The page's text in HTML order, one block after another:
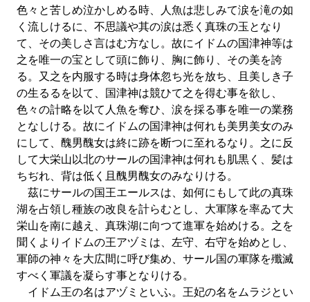
色々と苦しめ泣かしめる時、人魚は悲しみて涙を滝の如
く流しけるに、不思議や其の涙は悉く真珠の玉となり
て、その美しさ言はむ方なし。故にイドムの国津神等は
之を唯一の宝として頭に飾り、胸に飾り、その美を誇
る。又之を内服する時は身体忽ち光を放ち、且美しき子
の生るるを以て、国津神は競ひて之を得む事を欲し、
色々の計略を以て人魚を奪ひ、涙を採る事を唯一の業務
となしける。故にイドムの国津神は何れも美男美女のみ
にして、醜男醜女は終に跡を断つに至れるなり。之に反
して大栄山以北のサールの国津神は何れも肌黒く、髪は
ちぢれ、背は低く且醜男醜女のみなりける。
茲にサールの国王エールスは、如何にもして此の真珠
湖を占領し種族の改良を計らむとし、大軍隊を率ゐて大
栄山を南に越え、真珠湖に向つて進軍を始めける。之を
聞くよりイドムの王アヅミは、左守、右守を始めとし、
軍師の神々を大広間に呼び集め、サール国の軍隊を殲滅
すべく軍議を凝らす事となりける。
イドム王の名はアヅミといふ。王妃の名をムラジとい